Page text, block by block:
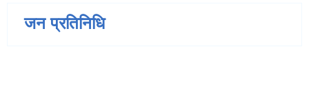
जन प्रतिनिधि